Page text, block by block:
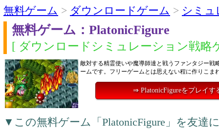
無料ゲーム > ダウンロードゲーム > シミュ
無料ゲーム：PlatonicFigure
[ ダウンロードシミュレーション戦略
敵対する精霊使いや魔導師達と戦うファンタジー戦
ームです。フリーゲームとは思えない程に作りこま
⇒ PlatonicFigureをプレイす
▼この無料ゲーム「PlatonicFigure」を友達